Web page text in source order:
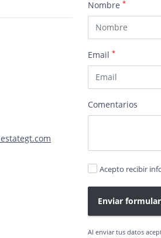
Nombre*
Email*
Comentarios
Acepto recibir
Enviar
Al enviar tus datos